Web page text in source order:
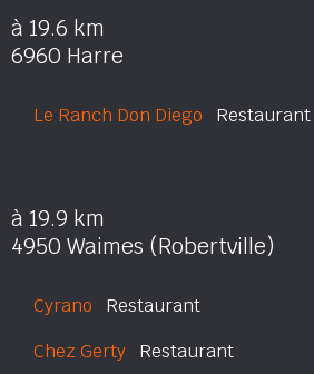
à 19.6 km
6960 Harre
Le Ranch Don Diego Restaurant
à 19.9 km
4950 Waimes (Robertville)
Cyrano Restaurant
Chez Gerty Restaurant